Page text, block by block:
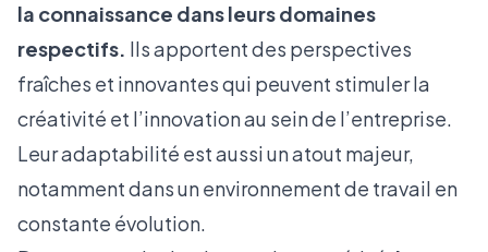
la connaissance dans leurs domaines
respectifs. Ils apportent des perspectives
fraîches et innovantes qui peuvent stimuler la
créativité et l’innovation au sein de l’entreprise.
Leur adaptabilité est aussi un atout majeur,
notamment dansun environnement de travail en
constante évolution.